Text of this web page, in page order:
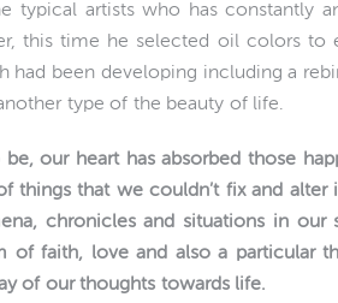
typical artists who has constantly
this time he selected oil colors to
had been developing including a
type of the beauty of life.
our heart has absorbed those
things that we couldn’t fix and
chronicles and situations in
of faith, love and also a particular
of our thoughts towards life.